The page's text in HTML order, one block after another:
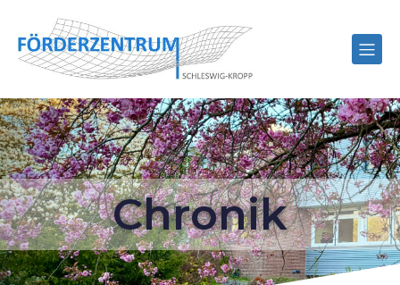
Chronik